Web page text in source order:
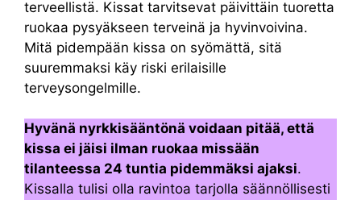
terveellistä. Kissat tarvitsevat päivittäin tuoretta
ruokaa pysyäkseen terveinä ja hyvinvoivina.
Mitä pidempään kissa on syömättä, sitä
suuremmaksi käy riski erilaisille
terveysongelmille.
Hyvänä nyrkkisääntönä voidaan pitää, että
kissa ei jäisi ilman ruokaa missään
tilanteessa 24 tuntia pidemmäksi ajaksi.
Kissalla tulisi olla ravintoa tarjolla säännöllisesti